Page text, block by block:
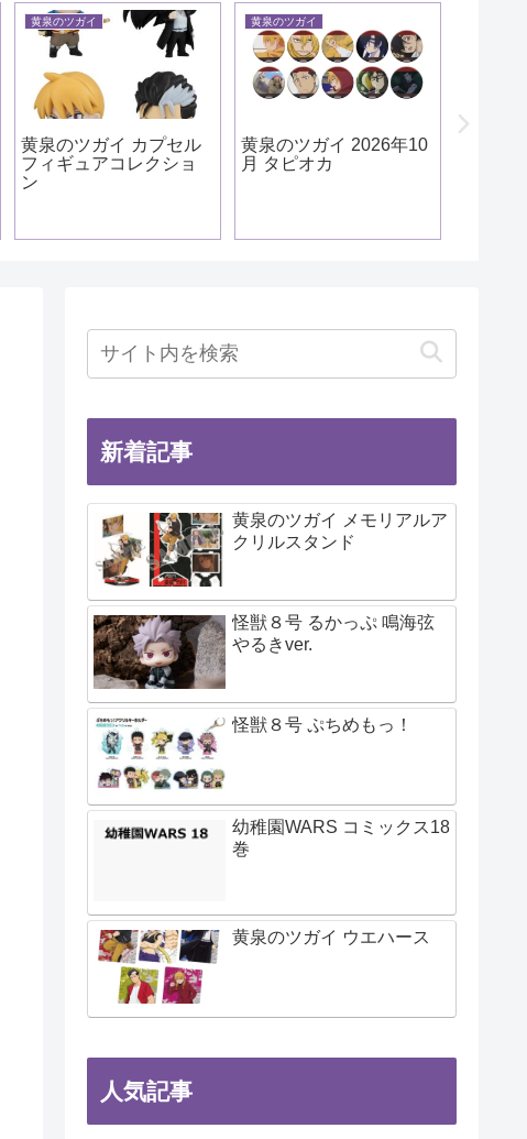
黄泉のツガイ
黄泉のツガイ カプセル
フィギュアコレクショ
ン
黄泉のツガイ
黄泉のツガイ 2026年10
月 タピオカ
新着記事
黄泉のツガイ メモリアルア
クリルスタンド
怪獣８号 るかっぷ 鳴海弦
やるきver.
怪獣８号 ぷちめもっ！
幼稚園WARS コミックス18
巻
黄泉のツガイ ウエハース
人気記事